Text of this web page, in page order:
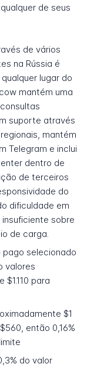
de seus
de vários
na Rússia é
lugar do
mantém uma
suporte através
mantém
Telegram e inclui
dentro de
de terceiros
do
dificuldade em
sobre
de carga.
pago selecionado
valores
para
$1
então 0,16%
do valor